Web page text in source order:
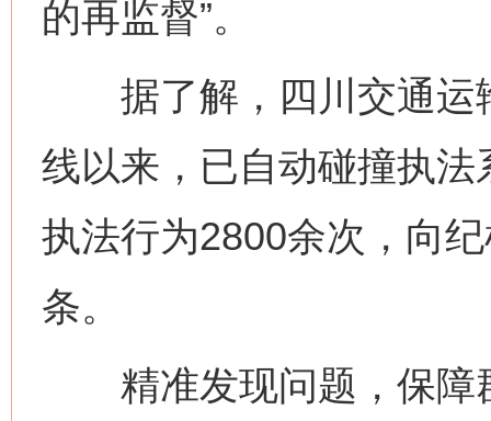
的再监督”。
据了解，四川交通运
线以来，已自动碰撞执
执法行为2800余次，向
条。
精准发现问题，保障